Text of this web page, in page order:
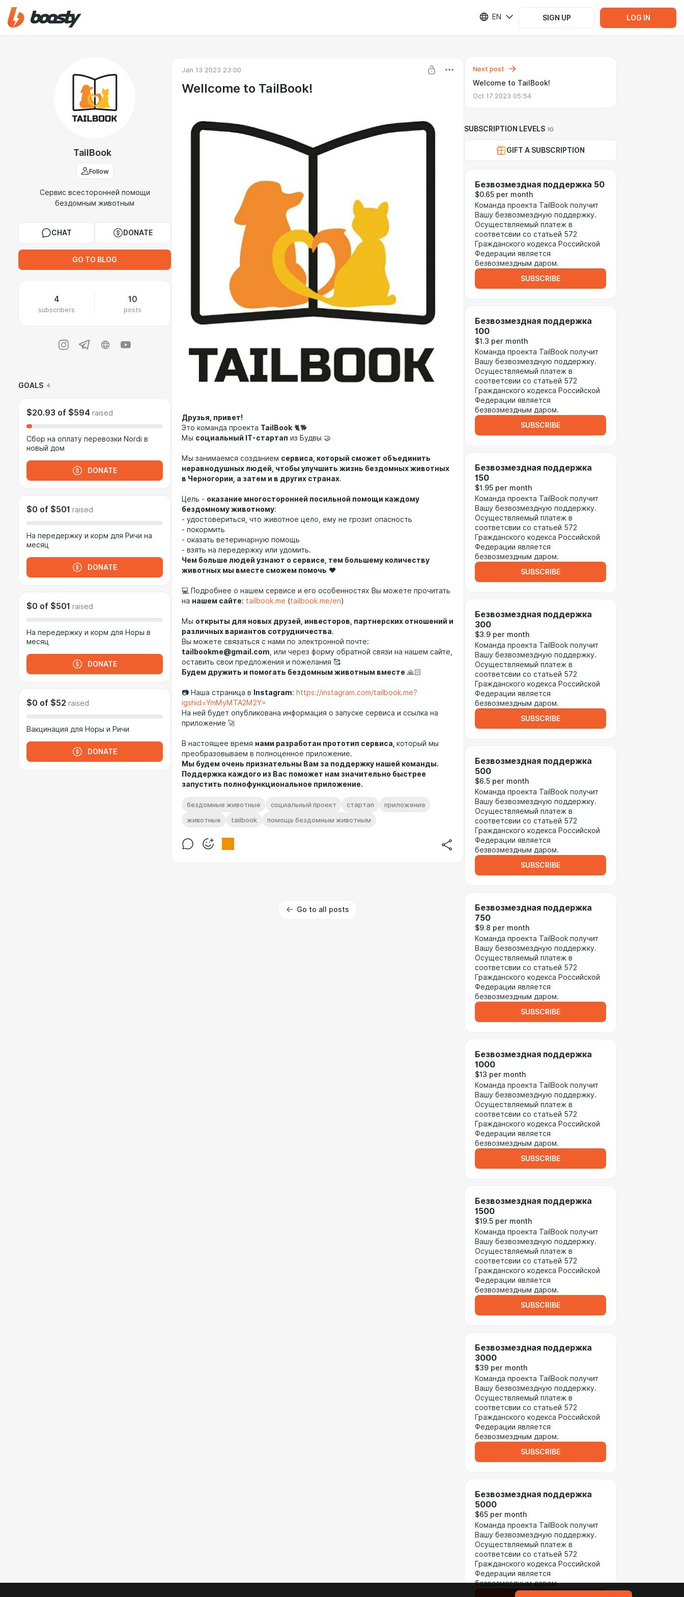
EN SIGN UP LOG IN
TailBook
Follow
Сервис всесторонней помощи
бездомным животным
CHAT DONATE
GO TO BLOG
4
subscribers
10
posts
GOALS 4
$20.93 of $594 raised
Сбор на оплату перевозки Nordi в
новый дом
DONATE
$0 of $501 raised
На передержку и корм для Ричи на
месяц
DONATE
$0 of $501 raised
На передержку и корм для Норы в
месяц
DONATE
$0 of $52 raised
Вакцинация для Норы и Ричи
DONATE
Jan 13 2023 23:00
Wellcome to TailBook!
Друзья, привет!
Это команда проекта TailBook 🐈🐕
Мы социальный IT-стартап из Будвы 🤝
Мы занимаемся созданием сервиса, который сможет объединить
неравнодушных людей, чтобы улучшить жизнь бездомных животных
в Черногории, а затем и в других странах.
Цель - оказание многосторонней посильной помощи каждому
бездомному животному:
- удостовериться, что животное цело, ему не грозит опасность
- покормить
- оказать ветеринарную помощь
- взять на передержку или удомить.
Чем больше людей узнают о сервисе, тем большему количеству
животных мы вместе сможем помочь ❤️
💻 Подробнее о нашем сервисе и его особенностях Вы можете прочитать
на нашем сайте: tailbook.me (tailbook.me/en)
Мы открыты для новых друзей, инвесторов, партнерских отношений и
различных вариантов сотрудничества.
Вы можете связаться с нами по электронной почте:
tailbookme@gmail.com , или через форму обратной связи на нашем сайте,
оставить свои предложения и пожелания 🥰
Будем дружить и помогать бездомным животным вместе 🙏🏻
📷 Наша страница в Instagram: https://instagram.com/tailbook.me?
igshid=YmMyMTA2M2Y=
На ней будет опубликована информация о запуске сервиса и ссылка на
приложение 🚀
В настоящее время нами разработан прототип сервиса, который мы
преобразовываем в полноценное приложение.
Мы будем очень признательны Вам за поддержку нашей команды.
Поддержка каждого из Вас поможет нам значительно быстрее
запустить полнофункциональное приложение.
бездомные животные социальный проект стартап
приложение
животные
tailbook помощь бездомным животным
Go to all posts
Next post
Welcome to TailBook!
Oct 17 2023 05:54
SUBSCRIPTION LEVELS 10
GIFT A SUBSCRIPTION
Безвозмездная поддержка 50
$0.65 per month
Команда проекта TailBook получит
Вашу безвозмездную поддержку.
Осуществляемый платеж в
соответсвии со статьей 572
Гражданского кодекса Российской
Федерации является
безвозмездным даром.
SUBSCRIBE
Безвозмездная поддержка
100
$1.3 per month
Команда проекта TailBook получит
Вашу безвозмездную поддержку.
Осуществляемый платеж в
соответсвии со статьей 572
Гражданского кодекса Российской
Федерации является
безвозмездным даром.
SUBSCRIBE
Безвозмездная поддержка
150
$1.95 per month
Команда проекта TailBook получит
Вашу безвозмездную поддержку.
Осуществляемый платеж в
соответсвии со статьей 572
Гражданского кодекса Российской
Федерации является
безвозмездным даром.
SUBSCRIBE
Безвозмездная поддержка
300
$3.9 per month
Команда проекта TailBook получит
Вашу безвозмездную поддержку.
Осуществляемый платеж в
соответсвии со статьей 572
Гражданского кодекса Российской
Федерации является
безвозмездным даром.
SUBSCRIBE
Безвозмездная поддержка
500
$6.5 per month
Команда проекта TailBook получит
Вашу безвозмездную поддержку.
Осуществляемый платеж в
соответсвии со статьей 572
Гражданского кодекса Российской
Федерации является
безвозмездным даром.
SUBSCRIBE
Безвозмездная поддержка
750
$9.8 per month
Команда проекта TailBook получит
Вашу безвозмездную поддержку.
Осуществляемый платеж в
соответсвии со статьей 572
Гражданского кодекса Российской
Федерации является
безвозмездным даром.
SUBSCRIBE
Безвозмездная поддержка
1000
$13 per month
Команда проекта TailBook получит
Вашу безвозмездную поддержку.
Осуществляемый платеж в
соответсвии со статьей 572
Гражданского кодекса Российской
Федерации является
безвозмездным даром.
SUBSCRIBE
Безвозмездная поддержка
1500
$19.5 per month
Команда проекта TailBook получит
Вашу безвозмездную поддержку.
Осуществляемый платеж в
соответсвии со статьей 572
Гражданского кодекса Российской
Федерации является
безвозмездным даром.
SUBSCRIBE
Безвозмездная поддержка
3000
$39 per month
Команда проекта TailBook получит
Вашу безвозмездную поддержку.
Осуществляемый платеж в
соответсвии со статьей 572
Гражданского кодекса Российской
Федерации является
безвозмездным даром.
SUBSCRIBE
Безвозмездная поддержка
5000
$65 per month
Команда проекта TailBook получит
Вашу безвозмездную поддержку.
Осуществляемый платеж в
соответсвии со статьей 572
Гражданского кодекса Российской
Федерации является
безвозмездным даром.